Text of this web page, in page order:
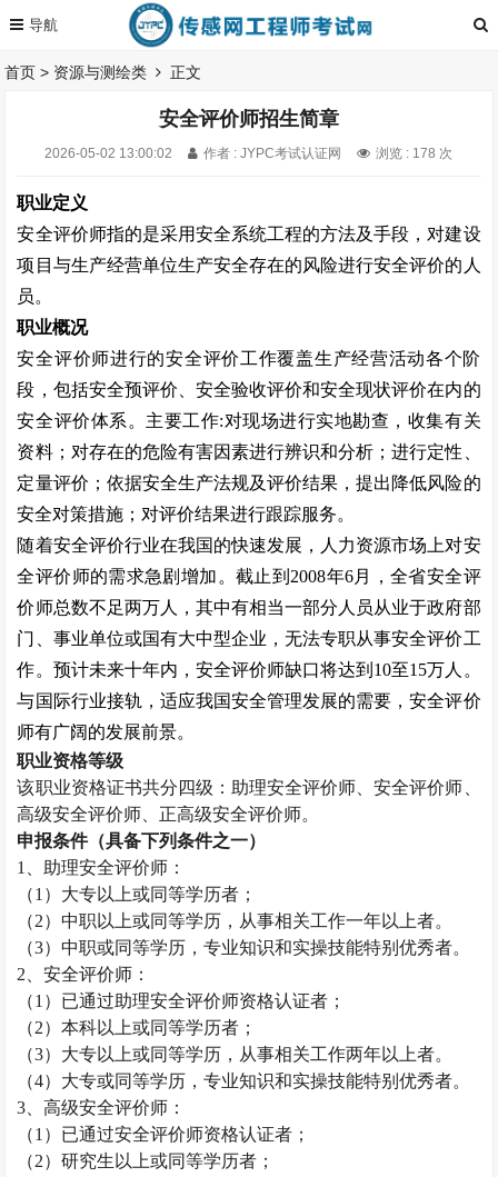
首页 > 资源与测绘类 正文
安全评价师招生简章
2026-05-02 13:00:02 作者 : JYPC考试认证网 浏览 : 178 次
职业定义
安全评价师指的是采用安全系统工程的方法及手段，对建设
项目与生产经营单位生产安全存在的风险进行安全评价的人
员。
职业概况
安全评价师进行的安全评价工作覆盖生产经营活动各个阶
段，包括安全预评价、安全验收评价和安全现状评价在内的
安全评价体系。主要工作:对现场进行实地勘查，收集有关
资料；对存在的危险有害因素进行辨识和分析；进行定性、
定量评价；依据安全生产法规及评价结果，提出降低风险的
安全对策措施；对评价结果进行跟踪服务。
随着安全评价行业在我国的快速发展，人力资源市场上对安
全评价师的需求急剧增加。截止到 2008年6月，全省安全评
价师总数不足两万人，其中有相当一部分人员从业于政府部
门、事业单位或国有大中型企业，无法专职从事安全评价工
作。预计未来十年内，安全评价师缺口将达到 10至15万人。
与国际行业接轨，适应我国安全管理发展的需要，安全评价
师有广阔的发展前景。
职业资格等级
该职业资格证书共分四级：助理安全评价师、安全评价师、
高级安全评价师、正高级安全评价师。
申报条件（具备下列条件之一）
1
、助理安全评价师：
（1 ）大专以上或同等学历者；
（2）中职以上或同等学历，从事相关工作一年以上者。
（3）中职或同等学历，专业知识和实操技能特别优秀者。
2 、安全评价师：
（1 ）已通过助理安全评价师资格认证者；
（2）本科以上或同等学历者；
（3）大专以上或同等学历，从事相关工作两年以上者。
（4）大专或同等学历，专业知识和实操技能特别优秀者。
3 、高级安全评价师：
（1 ）已通过安全评价师资格认证者；
（2）研究生以上或同等学历者；